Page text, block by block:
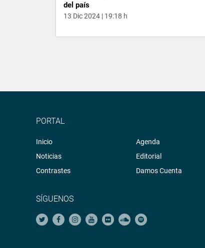
del país
13 Dic 2024 | 19:18 h
PORTAL
Inicio
Noticias
Contrastes
Agenda
Editorial
Damos Cuenta
SÍGUENOS